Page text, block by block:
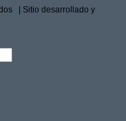
| Sitio desarrollado y